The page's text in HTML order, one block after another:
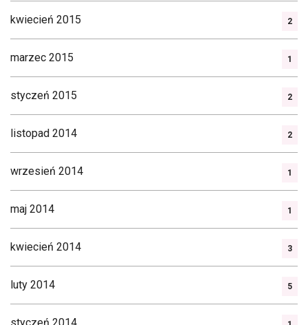
kwiecień 2015 2
marzec 2015 1
styczeń 2015 2
listopad 2014 2
wrzesień 2014 1
maj 2014 1
kwiecień 2014 3
luty 2014 5